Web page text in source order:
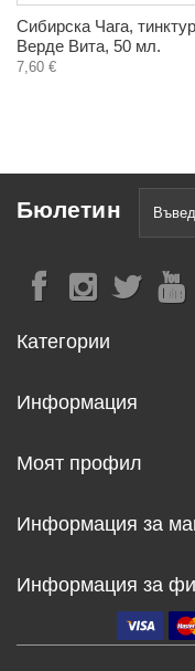
Сибирска Чага,
Верде Вита, 50 мл.
7,60 €
Бюлетин
Категории
Информация
Моят профил
Информация за
Информация за